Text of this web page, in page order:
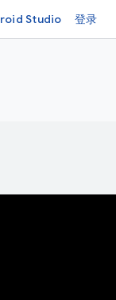
Studio 登录